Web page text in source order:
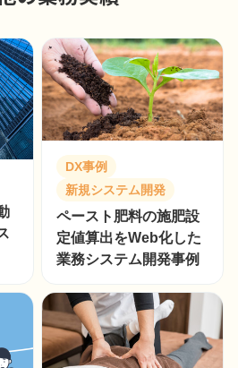
DX事例
新規システム開発
ペースト肥料の施肥設
定値算出をWeb化した
業務システム開発事例